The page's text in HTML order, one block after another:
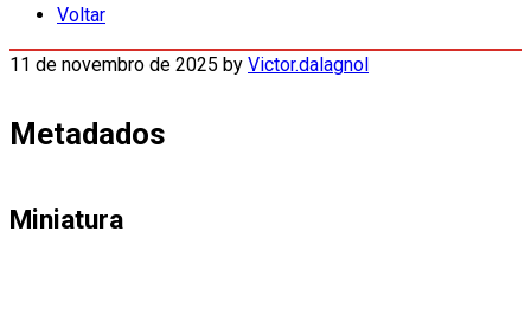
Voltar
11 de novembro de 2025 by Victor.dalagnol
Metadados
Miniatura